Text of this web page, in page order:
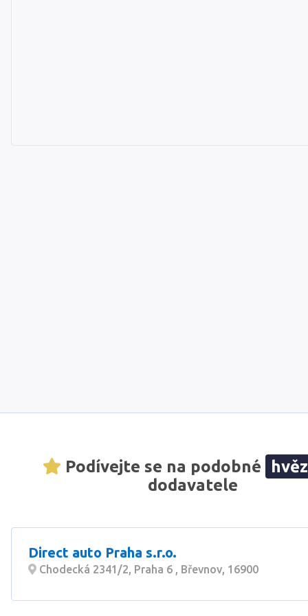
Podívejte se na podobné
dodavatele
Direct auto Praha s.r.o.
Chodecká 2341/2, Praha 6 , Břevnov, 16900